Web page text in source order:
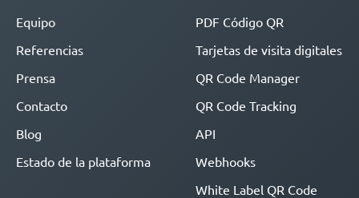
Equipo
Referencias
Prensa
Contacto
Blog
Estado de la plataforma
PDF Código QR
Tarjetas de visita digitales
QR Code Manager
QR Code Tracking
API
Webhooks
White Label QR Code